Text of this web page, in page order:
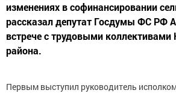
изменениях в софинансировании
рассказал депутат Госдумы ФС РФ
встрече с трудовыми коллективами
района.
Первым выступил руководитель